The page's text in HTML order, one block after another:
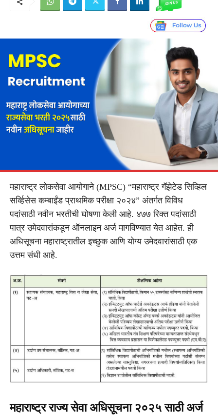
महाराष्ट्र लोकसेवा आयोगाने (MPSC) “महाराष्ट्र गॅझेटेड सिव्हिल
सर्व्हिसेस कम्बाईंड प्राथमिक परीक्षा २०२४” अंतर्गत विविध
पदांसाठी नवीन भरतीची घोषणा केली आहे. ४७७ रिक्त पदांसाठी
पात्र उमेदवारांकडून ऑनलाइन अर्ज मागविण्यात येत आहेत. ही
अधिसूचना महाराष्ट्रातील इच्छुक आणि योग्य उमेदवारांसाठी एक
उत्तम संधी आहे.
महाराष्ट्र राज्य सेवा अधिसूचना २०२५ साठी अर्ज